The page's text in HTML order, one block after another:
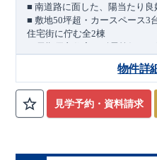
■南道路に面した、陽当たり
■敷地50坪超・カースペース3
住宅街に佇む全2棟
（長期優良住宅／耐震等級３
たりに恵まれた立地。
あり、
採光・通風・プライバ
す。
加須 徒歩13分
見学予約・資料請求
物件詳